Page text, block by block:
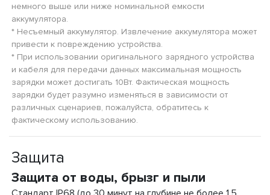
немного выше или ниже номинальной емкости
аккумулятора.
* Несъемный аккумулятор. Извлечение аккумулятора может
привести к повреждению устройства.
* При использовании оригинального зарядного устройства
и кабеля для передачи данных максимальная мощность
зарядки может достигать 10Вт. Фактическая мощность
зарядки будет разумно изменяться в зависимости от
различных сценариев, пожалуйста, обратитесь к
фактическому использованию.
Защита
Защита от воды, брызг и пыли